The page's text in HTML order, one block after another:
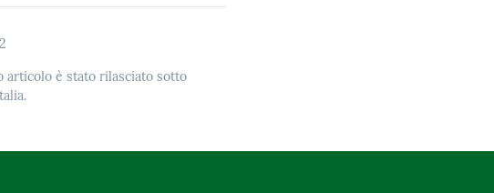
articolo è stato rilasciato sotto